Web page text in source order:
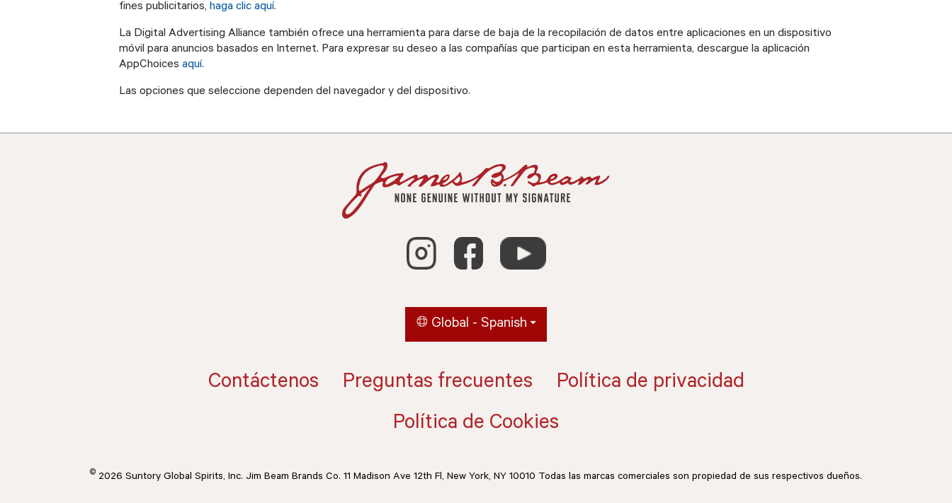
fines publicitarios, haga clic aquí.
La Digital Advertising Alliance también ofrece una herramienta para darse de baja de la recopilación de datos entre aplicaciones en un dispositivo
móvil para anuncios basados en Internet. Para expresar su deseo a las compañías que participan en esta herramienta, descargue la aplicación
AppChoices aquí.
Las opciones que seleccione dependen del navegador y del dispositivo.
Global - Spanish
Contáctenos Preguntas frecuentes
Política de privacidad
Política de Cookies
© 2026 Suntory Global Spirits, Inc. Jim Beam Brands Co. 11 Madison Ave 12th Fl, New York, NY 10010 Todas las marcas comerciales son propiedad de sus respectivos dueños.